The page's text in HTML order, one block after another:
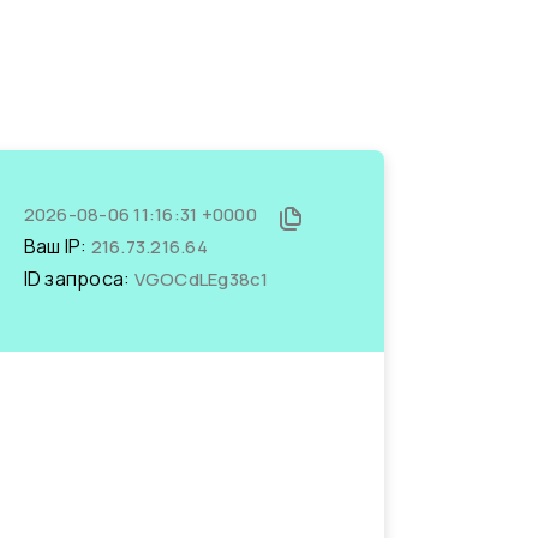
2026-08-06 11:16:31 +0000
Ваш IP: 216.73.216.64
ID запроса: VGOCdLEg38c1